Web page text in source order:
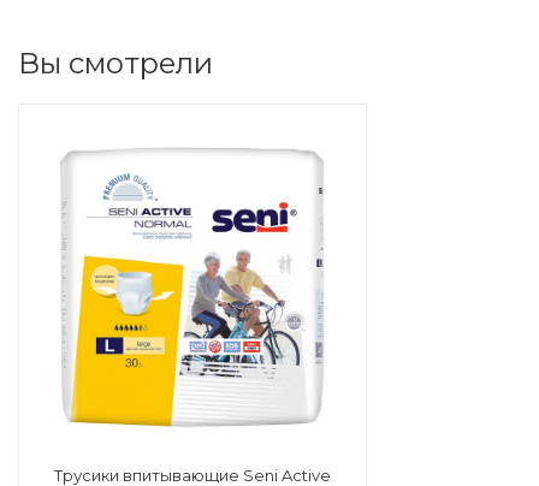
Вы смотрели
Трусики впитывающие Seni Active